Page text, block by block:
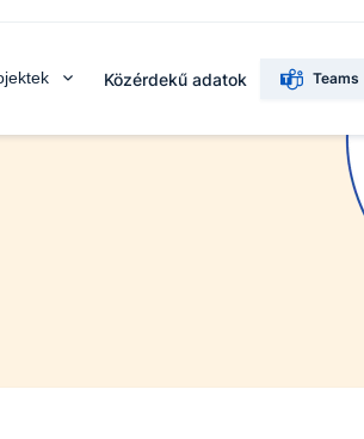
Közérdekű adatok Teams